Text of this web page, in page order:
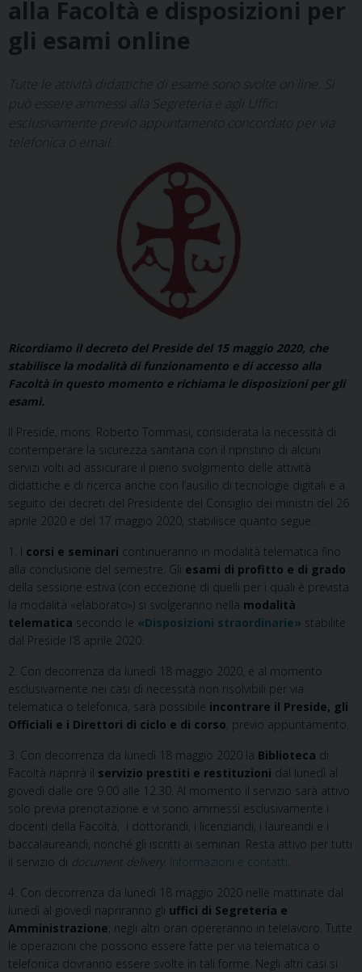
alla Facoltà e disposizioni per
gli esami online
Tutte le attività didattiche di esame sono svolte on line. Si
può essere ammessi alla Segreteria e agli Uffici
esclusivamente previo appuntamento concordato per via
telefonica o email.
Ricordiamo il decreto del Preside del 15 maggio 2020, che
stabilisce la modalità di funzionamento e di accesso alla
Facoltà in questo momento e richiama le disposizioni per gli
esami.
Il Preside, mons. Roberto Tommasi, considerata la necessità di
contemperare la sicurezza sanitaria con il ripristino di alcuni
servizi volti ad assicurare il pieno svolgimento delle attività
didattiche e di ricerca anche con l’ausilio di tecnologie digitali e a
seguito dei decreti del Presidente del Consiglio dei ministri del 26
aprile 2020 e del 17 maggio 2020, stabilisce quanto segue.
1. I corsi e seminari continueranno in modalità telematica fino
alla conclusione del semestre. Gli esami di profitto e di grado
della sessione estiva (con eccezione di quelli per i quali è prevista
la modalità «elaborato») si svolgeranno nella modalità
telematica secondo le «Disposizioni straordinarie» stabilite
dal Preside l’8 aprile 2020.
2. Con decorrenza da lunedì 18 maggio 2020, e al momento
esclusivamente nei casi di necessità non risolvibili per via
telematica o telefonica, sarà possibile incontrare il Preside, gli
Officiali e i Direttori di ciclo e di corso, previo appuntamento.
3. Con decorrenza da lunedì 18 maggio 2020 la Biblioteca di
Facoltà riaprirà il servizio prestiti e restituzioni dal lunedì al
giovedì dalle ore 9.00 alle 12.30. Al momento il servizio sarà attivo
solo previa prenotazione e vi sono ammessi esclusivamente i
docenti della Facoltà, i dottorandi, i licenziandi, i laureandi e i
baccalaureandi, nonché gli iscritti ai seminari. Resta attivo per tutti
il servizio di document delivery. Informazioni e contatti.
4. Con decorrenza da lunedì 18 maggio 2020 nelle mattinate dal
lunedì al giovedì riapriranno gli uffici di Segreteria e
Amministrazione; negli altri orari opereranno in telelavoro. Tutte
le operazioni che possono essere fatte per via telematica o
telefonica dovranno essere svolte in tali forme. Negli altri casi si